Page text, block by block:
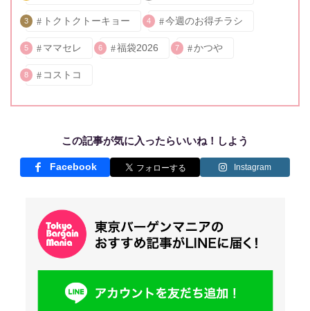
3 トクトクトーキョー 4 今週のお得チラシ
5 ママセレ 6 福袋2026 7 かつや
8 コストコ
この記事が気に入ったらいいね！しよう
Facebook Instagram